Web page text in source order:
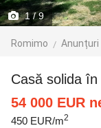
1/ 9
Romimo Anunțuri
Casă solida
54 000 EUR
450 EUR/m2